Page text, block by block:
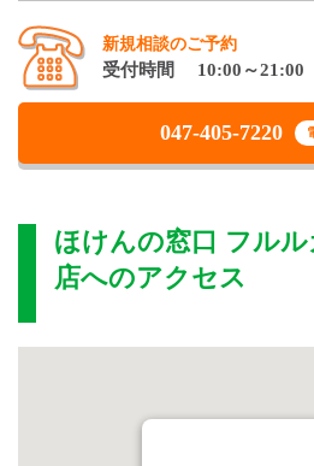
新規相談のご予約
受付時間 10:00～21:00
047-405-7220
ほけんの窓口 フル
店へのアクセス